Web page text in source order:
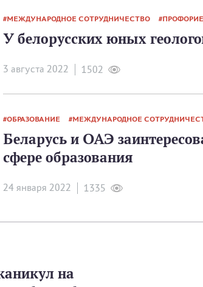
МЕЖДУНАРОДНОЕ СОТРУДНИЧЕСТВО
У белорусских юных
3 августа 2022 1502
ОБРАЗОВАНИЕ МЕЖДУНАРОДНОЕ
Беларусь и ОАЭ
сфере образования
24 января 2022 1335
на